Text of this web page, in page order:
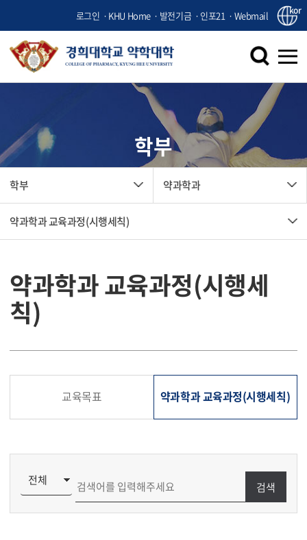
로그인 KHU Home 발전기금 인포21 Webmail kor
학부
학부 약과학과
약과학과 교육과정(시행세칙)
약과학과 교육과정(시행세
칙)
교육목표 약과학과 교육과정(시행세칙)
검색